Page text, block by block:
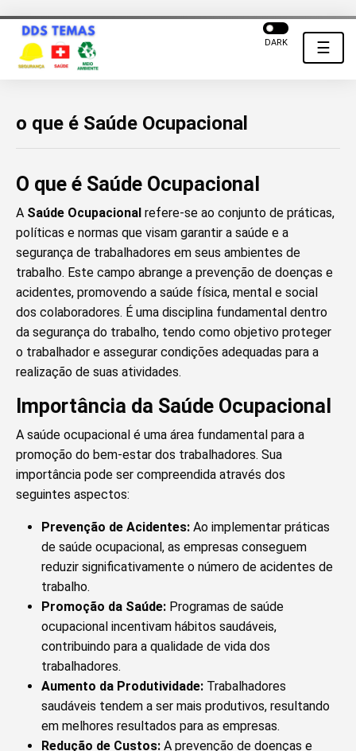
☰
DARK
o que é Saúde Ocupacional
O que é Saúde Ocupacional
A Saúde Ocupacional refere-se ao conjunto de práticas,
políticas e normas que visam garantir a saúde e a
segurança de trabalhadores em seus ambientes de
trabalho. Este campo abrange a prevenção de doenças e
acidentes, promovendo a saúde física, mental e social
dos colaboradores. É uma disciplina fundamental dentro
da segurança do trabalho, tendo como objetivo proteger
o trabalhador e assegurar condições adequadas para a
realização de suas atividades.
Importância da Saúde Ocupacional
A saúde ocupacional é uma área fundamental para a
promoção do bem-estar dos trabalhadores. Sua
importância pode ser compreendida através dos
seguintes aspectos:
Prevenção de Acidentes: Ao implementar práticas
de saúde ocupacional, as empresas conseguem
reduzir significativamente o número de acidentes de
trabalho.
Promoção da Saúde: Programas de saúde
ocupacional incentivam hábitos saudáveis,
contribuindo para a qualidade de vida dos
trabalhadores.
Aumento da Produtividade: Trabalhadores
saudáveis tendem a ser mais produtivos, resultando
em melhores resultados para as empresas.
Redução de Custos: A prevenção de doenças e